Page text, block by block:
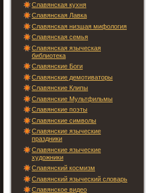
Славянская кухня
Славянская Лавка
Славянская низшая мифология
Славянская семья
Славянская языческая
библиотека
Славянские Боги
Славянские демотиваторы
Славянские Клипы
Славянские Мультфильмы
Славянские поэты
Славянские символы
Славянские языческие
праздники
Славянские языческие
художники
Славянский космизм
Славянский языческий словарь
Славянское видео